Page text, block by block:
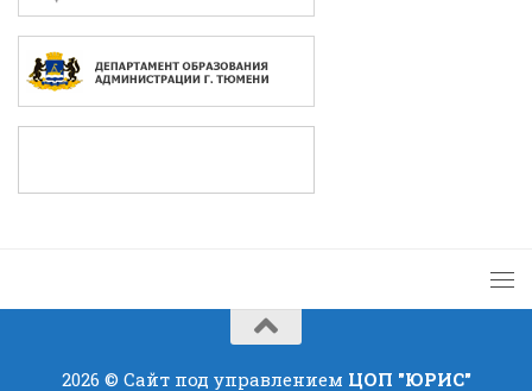
2026 © Сайт под управлением ЦОП "ЮРИС"